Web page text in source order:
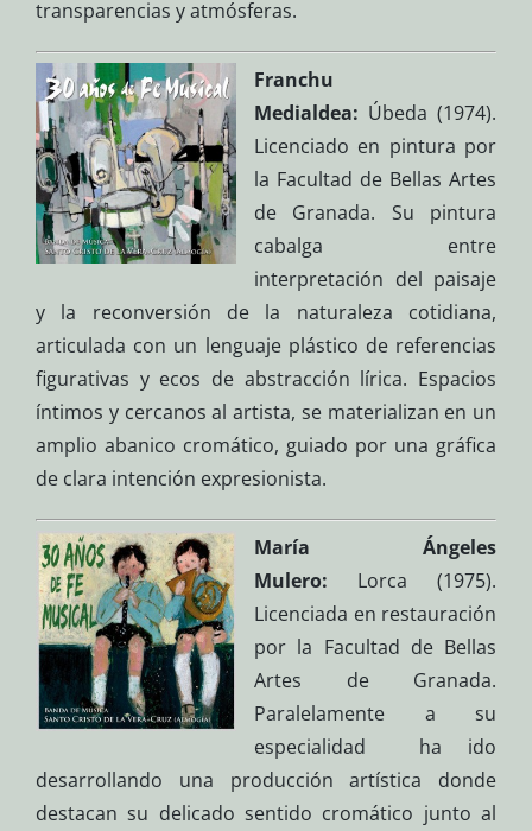
transparencias y atmósferas.
Franchu
Medialdea: Úbeda (1974).
Licenciado en pintura por
la Facultad de Bellas Artes
de Granada. Su pintura
cabalga entre
interpretación del paisaje
y la reconversión de la naturaleza cotidiana,
articulada con un lenguaje plástico de referencias
figurativas y ecos de abstracción lírica. Espacios
íntimos y cercanos al artista, se materializan en un
amplio abanico cromático, guiado por una gráfica
de clara intención expresionista.
María Ángeles
Mulero: Lorca (1975).
Licenciada en restauración
por la Facultad de Bellas
Artes de Granada.
Paralelamente a su
especialidad ha ido
desarrollando una producción artística donde
destacan su delicado sentido cromático junto al